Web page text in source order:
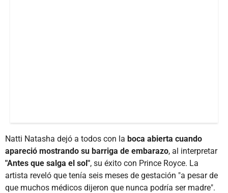
Natti Natasha dejó a todos con la boca abierta cuando
apareció mostrando su barriga de embarazo, al interpretar
"Antes que salga el sol", su éxito con Prince Royce. La
artista reveló que tenía seis meses de gestación "a pesar de
que muchos médicos dijeron que nunca podría ser madre".